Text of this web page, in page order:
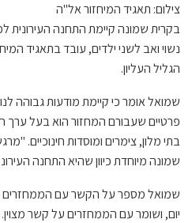
צילום: תאגיד המיחזור אל"ה
הגליל העליון.
שמואל אומר כי קיימת מודעות גבוהה
פרטיים שעבורם המחזור הוא בעל ערך
בתי מלון, צימרים ומוסדות חינוכיים.
שמונה מיוחדת כיוון שהיא התחנה
שמואל מספר על הקשר עם הממחזרים
יום, ושומר עם הממחזרים על קשר